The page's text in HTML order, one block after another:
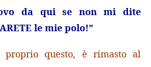
da qui se non mi dite
le mie polo!”
questo, è rimasto al